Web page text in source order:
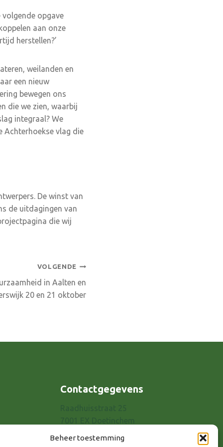
Beheer toestemming
opgave
aan onze
herstellen?’
weilanden en
een nieuw
bewegen ons
die we zien, waarbij
integraal? We
Achterhoekse vlag die
De winst van
de uitdagingen van
die wij
VOLGENDE
in Aalten en
20 en 21 oktober
Contactgegevens
E-mail: info@8rhk.nl